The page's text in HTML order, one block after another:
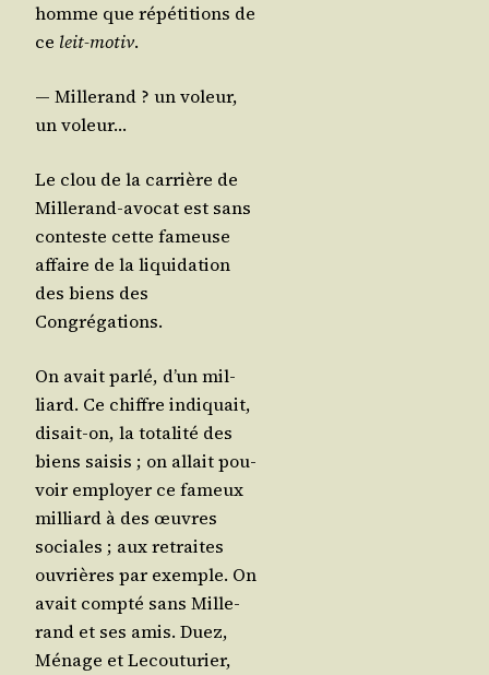
homme que répé­ti­tions de
ce leit-motiv.
— Mil­le­rand ? un voleur,
un voleur…
Le clou de la car­rière de
Mil­le­rand-avo­cat est sans
conteste cette fameuse
affaire de la liqui­da­tion
des biens des
Congrégations.
On avait par­lé, d’un mil­
liard. Ce chiffre indi­quait,
disait-on, la tota­li­té des
biens sai­sis ; on allait pou­
voir employer ce fameux
mil­liard à des œuvres
sociales ; aux retraites
ouvrières par exemple. On
avait comp­té sans Mil­le­
rand et ses amis. Duez,
Ménage et Lecou­tu­rier,